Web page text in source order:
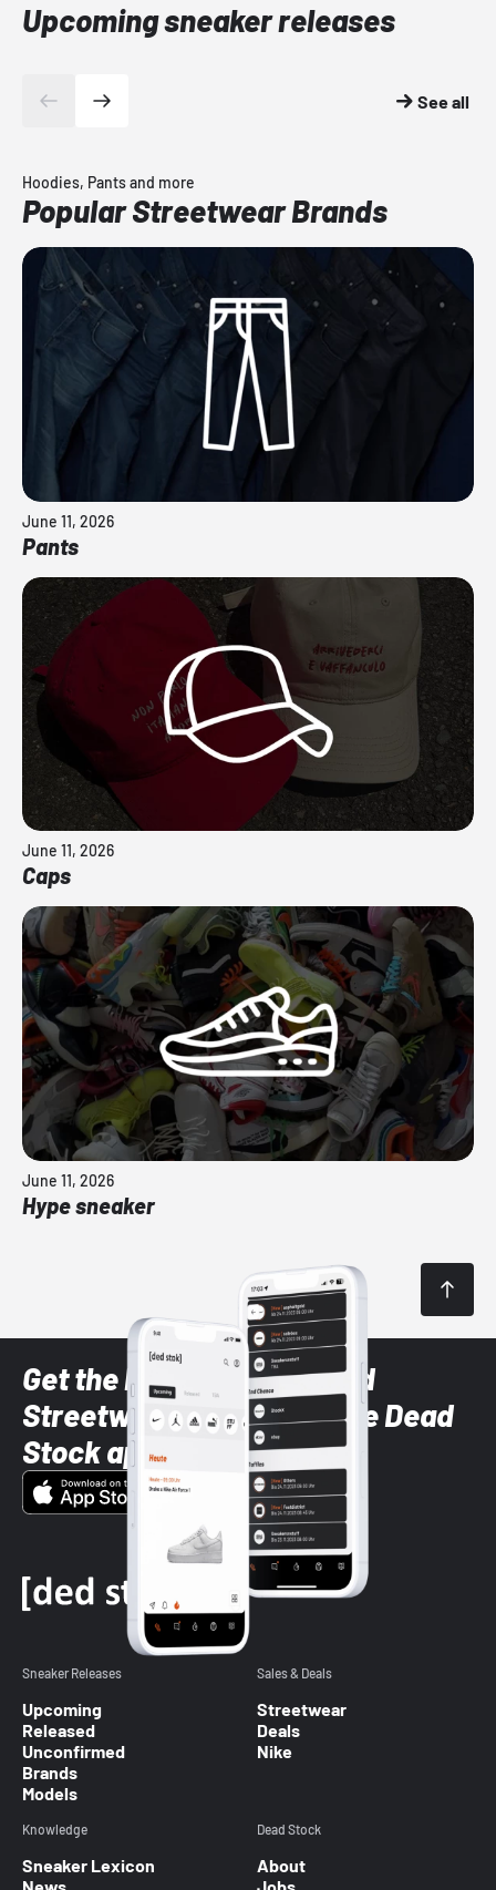
Upcoming sneaker releases
See all
Hoodies, Pants and more
Popular Streetwear Brands
June 11, 2026
Pants
June 11, 2026
Caps
June 11, 2026
Hype sneaker
Get the latest Sneaker and
Streetwear styles with the Dead
Stock app
Sneaker Releases
Upcoming
Released
Unconfirmed
Brands
Models
Sales & Deals
Streetwear
Deals
Nike
Knowledge
Sneaker Lexicon
Dead Stock
About